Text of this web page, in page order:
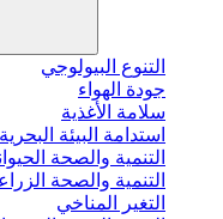
التنوع البيولوجي
جودة الهواء
سلامة الأغذية
استدامة البيئة
التنمية والصحة
التنمية والصحة
التغير المناخي